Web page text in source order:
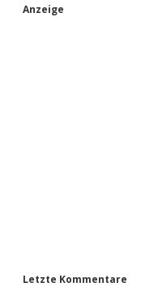
S
Anzeige
Letzte Kommentare